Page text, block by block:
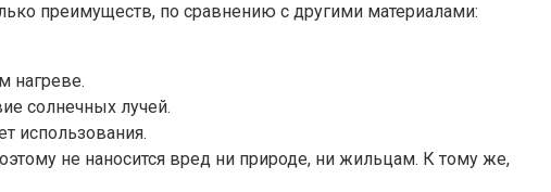
преимуществ, по сравнению с другими материалами:
нагреве.
солнечных лучей.
использования.
не наносится вред ни природе, ни жильцам. К тому же,